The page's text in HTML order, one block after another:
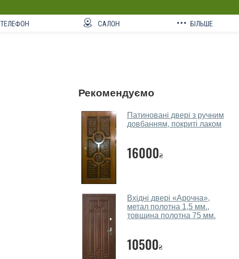
ТЕЛЕФОН САЛОН БІЛЬШЕ
Рекомендуємо
Патиновані двері з ручним
довбанням, покриті лаком
16000₴
Вхідні двері «Арочна»,
метал полотна 1,5 мм.,
товщина полотна 75 мм.
10500₴